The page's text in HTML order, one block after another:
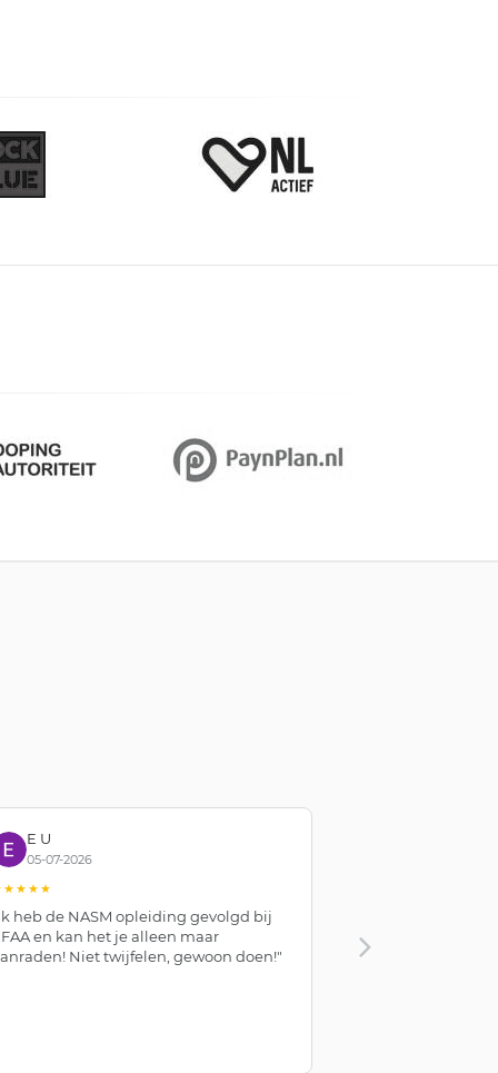
E U
05-07-2026
heb de NASM opleiding gevolgd bij
en kan het je alleen maar
Niet twijfelen, gewoon doen!"